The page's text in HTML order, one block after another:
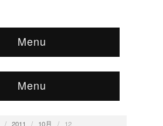
Menu
Menu
/ 2011 / 10月 / 12